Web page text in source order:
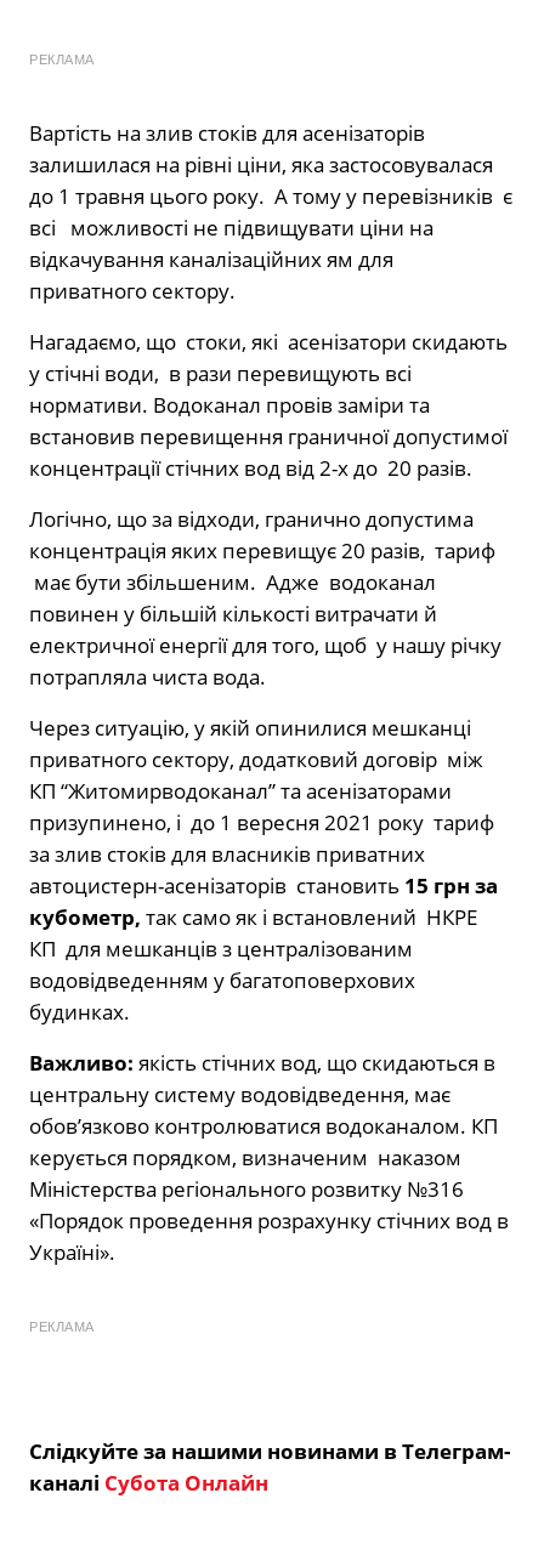
РЕКЛАМА
Вартість на злив стоків для асенізаторів
залишилася на рівні ціни, яка застосовувалася
до 1 травня цього року. А тому у перевізників є
всі можливості не підвищувати ціни на
відкачування каналізаційних ям для
приватного сектору.
Нагадаємо, що стоки, які асенізатори скидають
у стічні води, в рази перевищують всі
нормативи. Водоканал провів заміри та
встановив перевищення граничної допустимої
концентрації стічних вод від 2-х до 20 разів.
Логічно, що за відходи, гранично допустима
концентрація яких перевищує 20 разів, тариф
має бути збільшеним. Адже водоканал
повинен у більшій кількості витрачати й
електричної енергії для того, щоб у нашу річку
потрапляла чиста вода.
Через ситуацію, у якій опинилися мешканці
приватного сектору, додатковий договір між
КП “Житомирводоканал” та асенізаторами
призупинено, і до 1 вересня 2021 року тариф
за злив стоків для власників приватних
автоцистерн-асенізаторів становить 15 грн за
кубометр, так само як і встановлений НКРЕ
КП для мешканців з централізованим
водовідведенням у багатоповерхових
будинках.
Важливо: якість стічних вод, що скидаються в
центральну систему водовідведення, має
обов’язково контролюватися водоканалом. КП
керується порядком, визначеним наказом
Міністерства регіонального розвитку №316
«Порядок проведення розрахунку стічних вод в
Україні».
РЕКЛАМА
Слідкуйте за нашими новинами в Телеграм-
каналі Субота Онлайн